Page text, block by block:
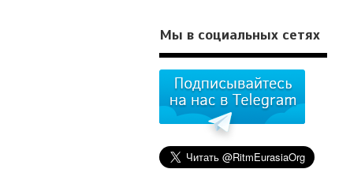
Мы в социальных сетях